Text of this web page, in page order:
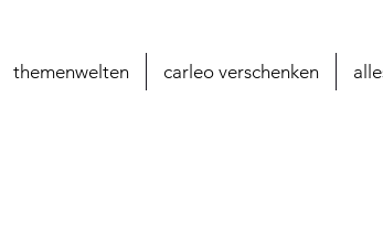
themenwelten carleo verschenken